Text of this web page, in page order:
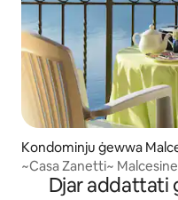
Kondominju ġewwa
~Casa Zanetti~
Djar addattati